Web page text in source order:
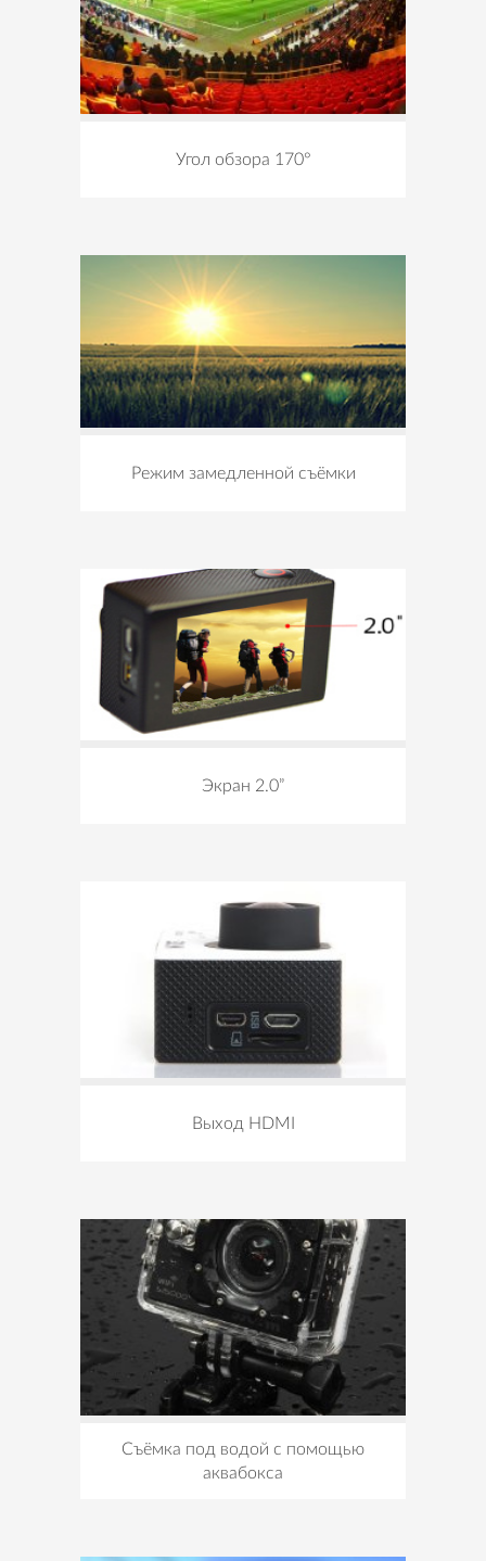
Угол обзора 170°
Режим замедленной съёмки
Экран 2.0”
Выход HDMI
Съёмка под водой с помощью
аквабокса